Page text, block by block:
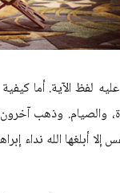
لفظ الآية. أما
والصيام. وذهب
أبلغها الله نداء